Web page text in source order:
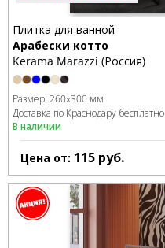
Плитка для ванной
Арабески котто
Kerama Marazzi (Россия)
Размер: 260x300 мм
Доставка по Краснодару бесплатно
В наличии
Цена от: 115 руб.